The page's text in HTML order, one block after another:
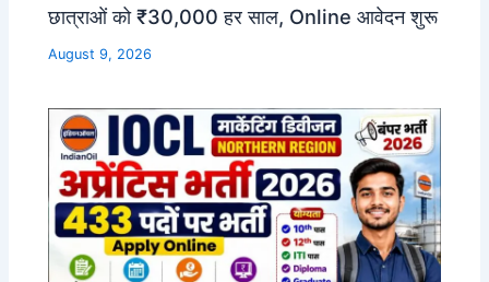
छात्राओं को ₹30,000 हर साल, Online आवेदन शुरू
August 9, 2026